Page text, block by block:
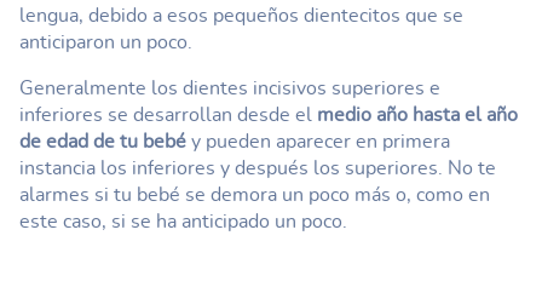
lengua, debido a esos pequeños dientecitos que se
anticiparon un poco.
Generalmente los dientes incisivos superiores e
inferiores se desarrollan desde el medio año hasta el año
de edad de tu bebé y pueden aparecer en primera
instancia los inferiores y después los superiores. No te
alarmes si tu bebé se demora un poco más o, como en
este caso, si se ha anticipado un poco.